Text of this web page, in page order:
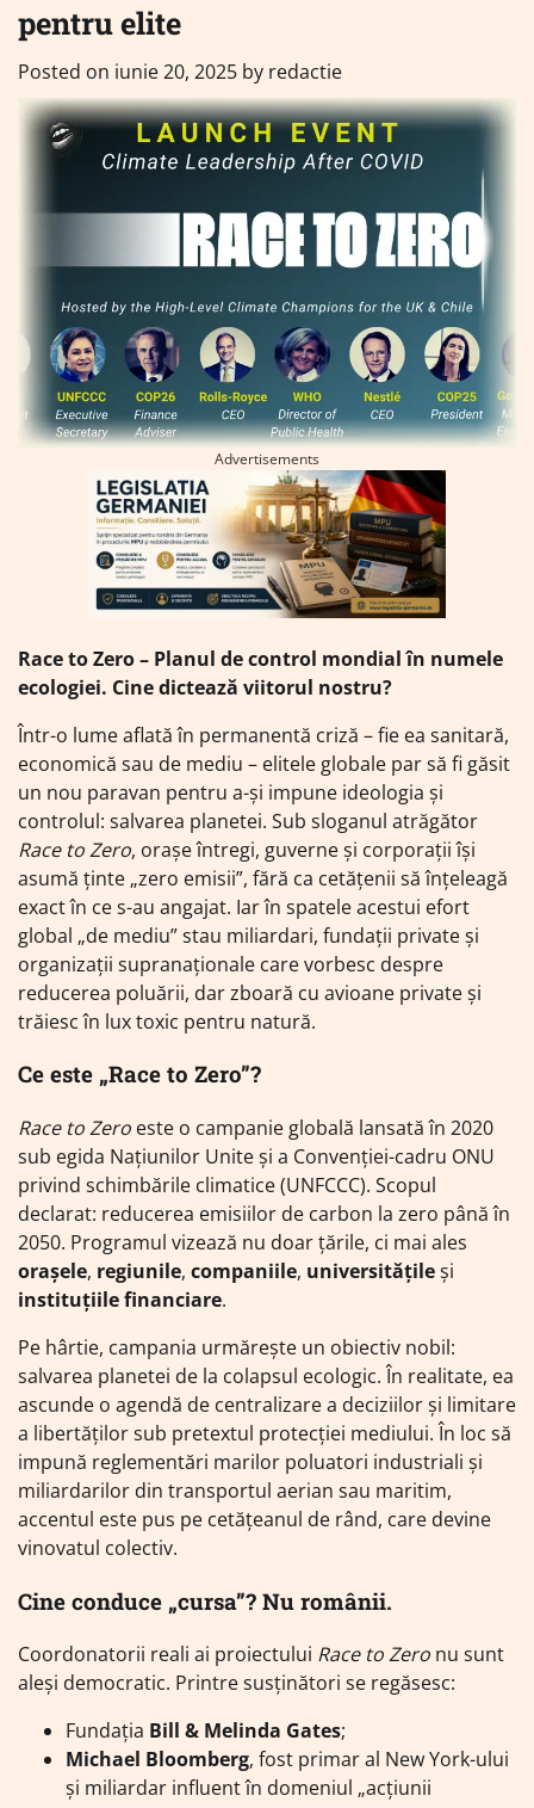
pentru elite
Posted on iunie 20, 2025 by redactie
Advertisements
Race to Zero – Planul de control mondial în numele
ecologiei. Cine dictează viitorul nostru?
Într-o lume aflată în permanentă criză – fie ea sanitară,
economică sau de mediu – elitele globale par să fi găsit
un nou paravan pentru a-și impune ideologia și
controlul: salvarea planetei. Sub sloganul atrăgător
Race to Zero, orașe întregi, guverne și corporații își
asumă ținte „zero emisii”, fără ca cetățenii să înțeleagă
exact în ce s-au angajat. Iar în spatele acestui efort
global „de mediu” stau miliardari, fundații private și
organizații supranaționale care vorbesc despre
reducerea poluării, dar zboară cu avioane private și
trăiesc în lux toxic pentru natură.
Ce este „Race to Zero”?
Race to Zero este o campanie globală lansată în 2020
sub egida Națiunilor Unite și a Convenției-cadru ONU
privind schimbările climatice (UNFCCC). Scopul
declarat: reducerea emisiilor de carbon la zero până în
2050. Programul vizează nu doar țările, ci mai ales
orașele, regiunile, companiile, universitățileși
instituțiile financiare.
Pe hârtie, campania urmărește un obiectiv nobil:
salvarea planetei de la colapsul ecologic. În realitate, ea
ascunde o agendă de centralizare a deciziilor și limitare
a libertăților sub pretextul protecției mediului. În loc să
impună reglementări marilor poluatori industriali și
miliardarilor din transportul aerian sau maritim,
accentul este pus pe cetățeanul de rând, care devine
vinovatul colectiv.
Cine conduce „cursa”? Nu românii.
Coordonatorii reali ai proiectului Race to Zero nu sunt
aleși democratic. Printre susținători se regăsesc:
Fundația Bill & Melinda Gates;
Michael Bloomberg, fost primar al New York-ului
și miliardar influent în domeniul „acțiunii